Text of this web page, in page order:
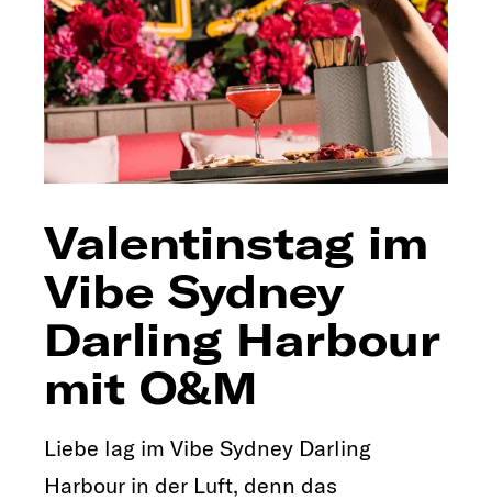
Valentinstag im
Vibe Sydney
Darling Harbour
mit O&M
Liebe lag im Vibe Sydney Darling
Harbour in der Luft, denn das